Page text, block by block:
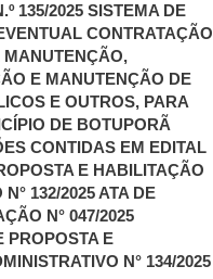
135/2025 SISTEMA DE
CONTRATAÇÃO
MANUTENÇÃO,
E MANUTENÇÃO DE
E OUTROS, PARA
DE BOTUPORÃ
CONTIDAS EM EDITAL
E HABILITAÇÃO
132/2025 ATA DE
N° 047/2025
PROPOSTA E
N° 134/2025